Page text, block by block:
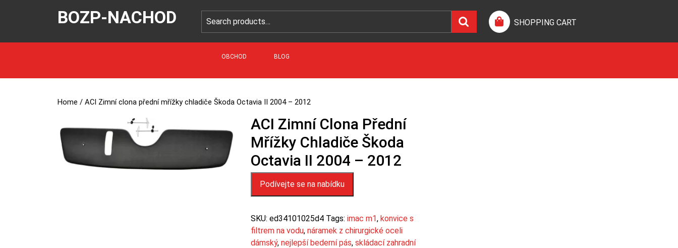
BOZP-NACHOD SHOPPING CART
OBCHOD BLOG
Home / ACI Zimní clona přední mřížky chladiče Škoda Octavia II 2004 – 2012
ACI Zimní Clona Přední
Mřížky Chladiče Škoda
Octavia II 2004 – 2012
Podívejte se na nabídku
SKU: ed34101025d4 Tags: imac m1, konvice s
filtrem na vodu, náramek z chirurgické oceli
dámský, nejlepší bederní pás, skládací zahradní